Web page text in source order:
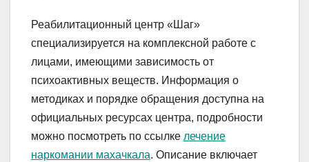
Реабилитационный центр «Шаг»
специализируется на комплексной работе с
лицами, имеющими зависимость от
психоактивных веществ. Информация о
методиках и порядке обращения доступна на
официальных ресурсах центра, подробности
можно посмотреть по ссылке лечение
наркомании махачкала. Описание включает